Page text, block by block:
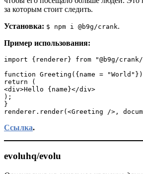
за которым стоит следить.
Установка: $ npm i @b9g/crank.
Пример использования:
import {renderer} from "@b9g/crank/
function Greeting({name =
return (
<div>Hello {name}</div>
);
}
renderer.render(<Greeting />,
Ссылка.
evoluhq/evolu